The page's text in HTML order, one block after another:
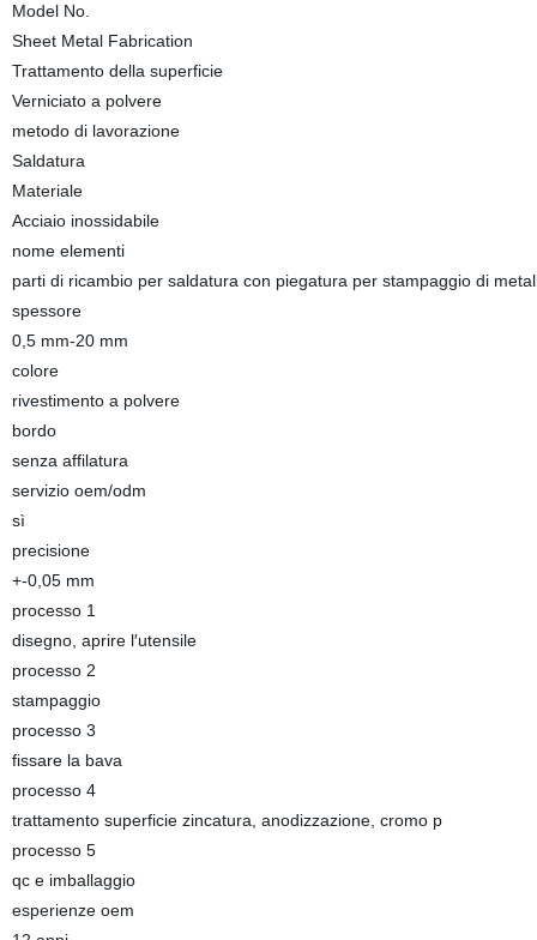
Model No.
Sheet Metal Fabrication
Trattamento della superficie
Verniciato a polvere
metodo di lavorazione
Saldatura
Materiale
Acciaio inossidabile
nome elementi
parti di ricambio per saldatura con piegatura per stampaggio di
spessore
0,5 mm-20 mm
colore
rivestimento a polvere
bordo
senza affilatura
servizio oem/odm
sì
precisione
+-0,05 mm
processo 1
disegno, aprire l′utensile
processo 2
stampaggio
processo 3
fissare la bava
processo 4
trattamento superficie zincatura, anodizzazione, cromo p
processo 5
qc e imballaggio
esperienze oem